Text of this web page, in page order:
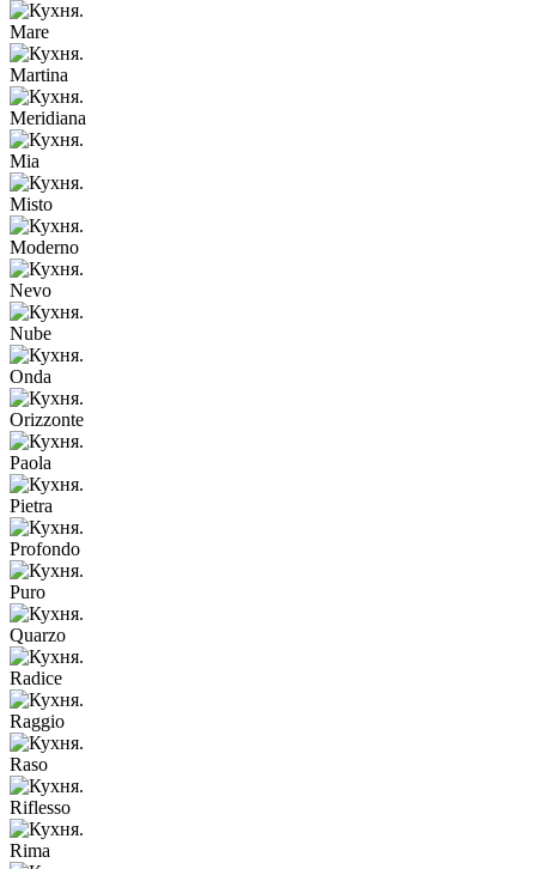
Mare
Martina
Meridiana
Mia
Misto
Moderno
Nevo
Nube
Onda
Orizzonte
Paola
Pietra
Profondo
Puro
Quarzo
Radice
Raggio
Raso
Riflesso
Rima